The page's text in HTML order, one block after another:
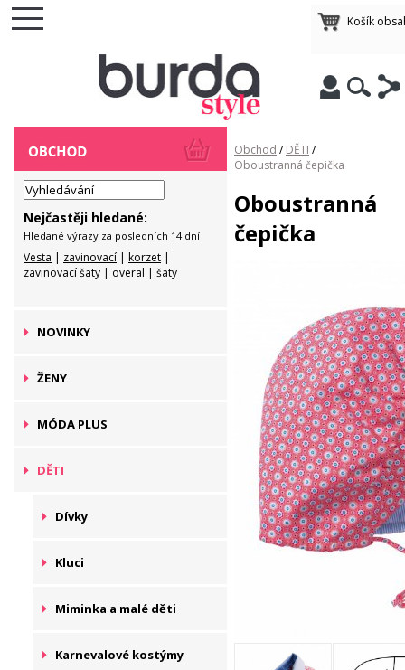
Košík
Nejčastěji hledané:
Hledané výrazy za posledních 14 dní
Vesta | zavinovací | korzet |
zavinovací šaty | overal | šaty
NOVINKY
ŽENY
MÓDA PLUS
DĚTI
Dívky
Kluci
Miminka a malé děti
Karnevalové kostýmy
Obchod / DĚTI /
Oboustranná čepička
Oboustranná
čepička